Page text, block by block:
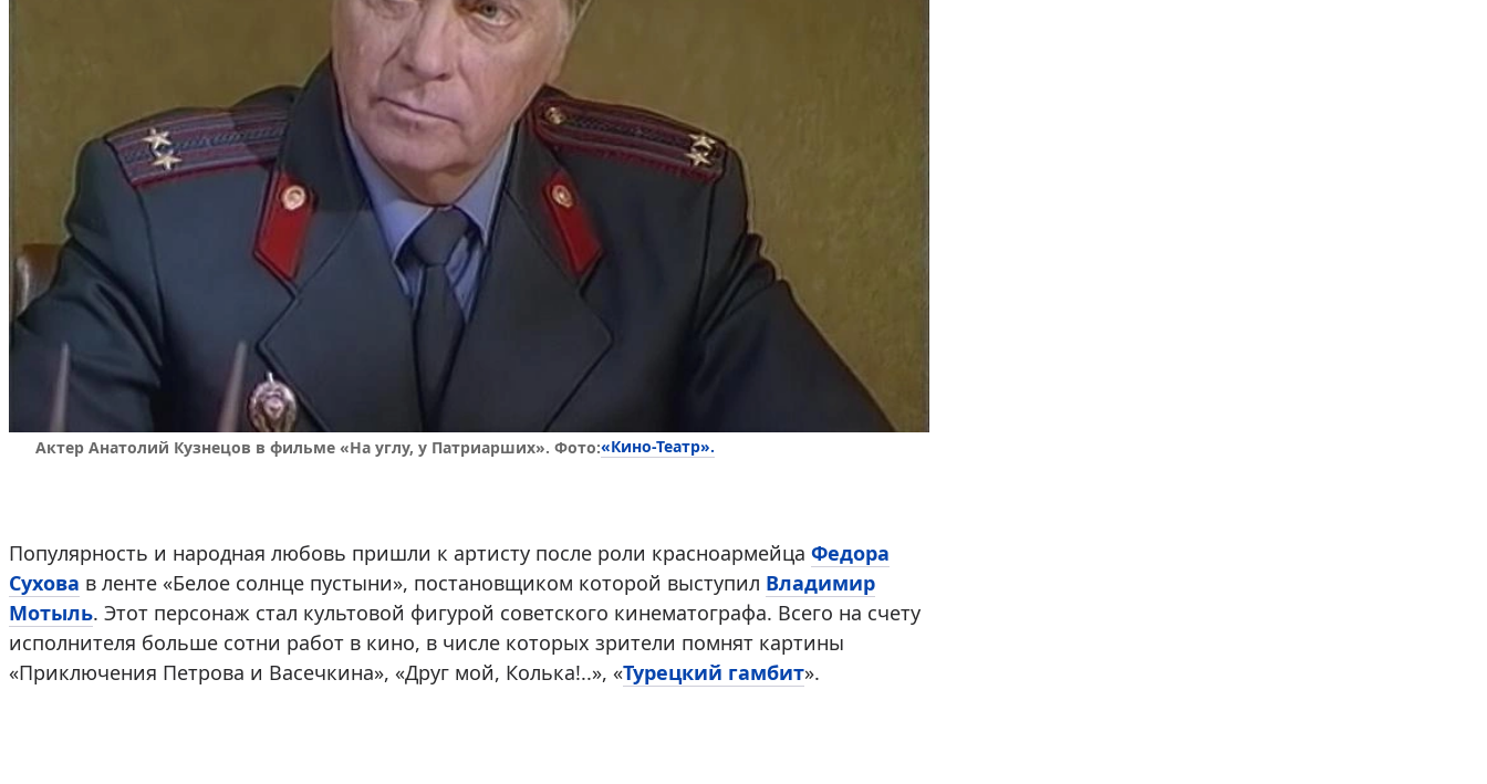
Актер Анатолий Кузнецов в фильме «На углу, у Патриарших». Фото:«Кино-Театр».
Популярность и народная любовь пришли к артисту после роли красноармейца Федора
Сухова в ленте «Белое солнце пустыни», постановщиком которой выступил Владимир
Мотыль. Этот персонаж стал культовой фигурой советского кинематографа. Всего на счету
исполнителя больше сотни работ в кино, в числе которых зрители помнят картины
«Приключения Петрова и Васечкина», «Друг мой, Колька!..», «Турецкий гамбит».